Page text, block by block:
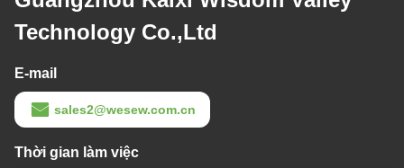
Technology Co.,Ltd
E-mail
sales2@wesew.com.cn
Thời gian làm việc